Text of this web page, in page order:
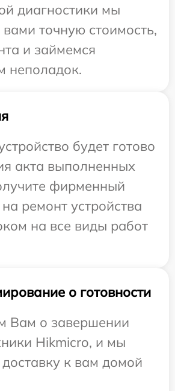
диагностики мы
вами точную стоимость,
и займемся
неполадок.
будет готово
акта выполненных
фирменный
ремонт устройства
на все виды работ
о готовности
Вам о завершении
Hikmicro, и мы
к вам домой